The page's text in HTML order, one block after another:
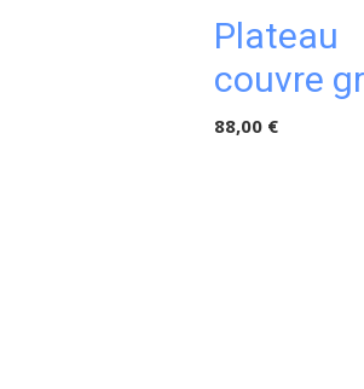
Plateau
couvre
88,00 €